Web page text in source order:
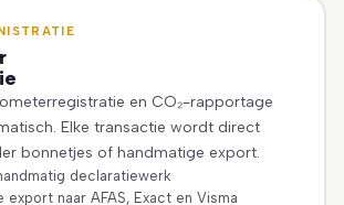
en CO₂-rapportage
Elke transactie wordt direct
bonnetjes of handmatige export.
declaratiewerk
export naar AFAS, Exact en Visma